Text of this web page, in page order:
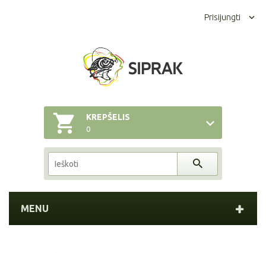
Prisijungti
KREPŠELIS
0
MENU